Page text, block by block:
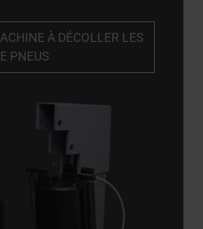
les talons de pneus
qualité. Indispensable
en alliage et les
À DÉCOLLER LES
PNEUS